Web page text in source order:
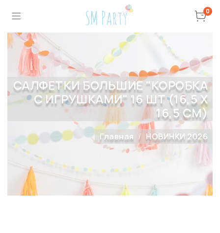
0
САЛФЕТКИ БОЛЬШИЕ "КОРОБКА
С ИГРУШКАМИ" 16 ШТ (16,5 X
16,5 СМ)
Главная НОВИНКИ 2026